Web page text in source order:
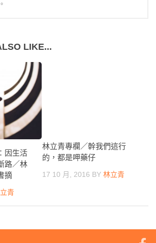
LIKE...
因生活
路／林
摘
青
林立青專欄／幹我們這行
的，都是呷藥仔
17 10 月, 2016 BY 林立青